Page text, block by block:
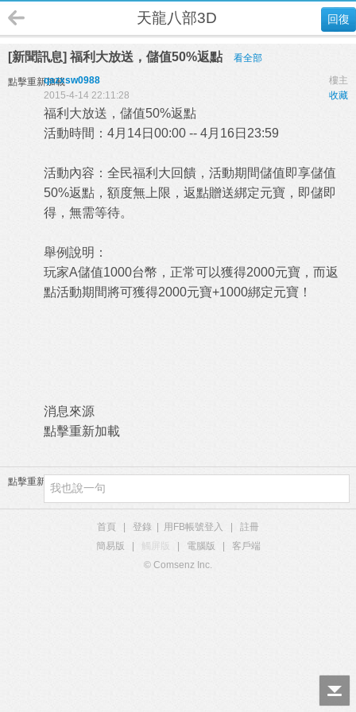
回復
天龍八部3D
[新聞訊息] 福利大放送，儲值50%返點 看全部
點擊重新加載 樓主
qazxsw0988
收藏
2015-4-14 22:11:28
福利大放送，儲值50%返點
活動時間：4月14日00:00 -- 4月16日23:59
活動內容：全民福利大回饋，活動期間儲值即享儲值
50%返點，額度無上限，返點贈送綁定元寶，即儲即
得，無需等待。
舉例說明：
玩家A儲值1000台幣，正常可以獲得2000元寶，而返
點活動期間將可獲得2000元寶+1000綁定元寶！
消息來源
點擊重新加載
點擊重新加載
首頁 登錄 用FB帳號登入
註冊
簡易版
觸屏版 電腦版
客戶端
© Comsenz Inc.